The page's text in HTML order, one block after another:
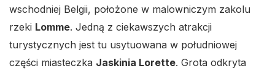
wschodniej Belgii, położone w malowniczym zakolu
rzeki Lomme. Jedną z ciekawszych atrakcji
turystycznych jest tu usytuowana w południowej
części miasteczka Jaskinia Lorette. Grota odkryta